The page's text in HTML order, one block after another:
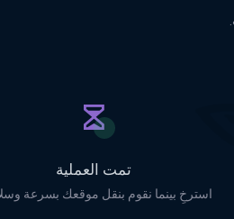
تمت العملية
استرخِ بينما نقوم بنقل موقعك بسرعة